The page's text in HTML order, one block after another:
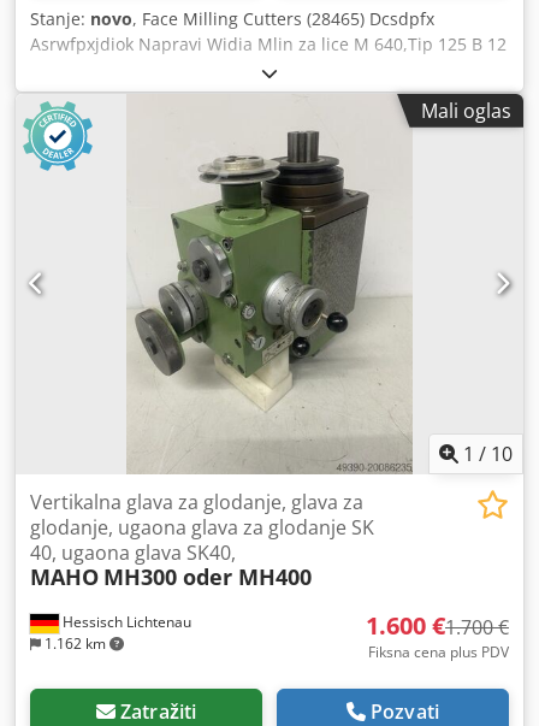
Stanje: novo, Face Milling Cutters (28465) Dcsdpfx
Asrwfpxjdiok Napravi Widia Mlin za lice M 640,Tip 125 B 12
RS 60 HP 06D Prečnik 125 mm 12 Sečenje novo i
neiskorišćeno u otvorenom pakovanju
Mali oglas
1 / 10
Hessisch Lichtenau
1.162 km
Vertikalna glava za glodanje, glava za
glodanje, ugaona glava za glodanje SK
40, ugaona glava SK40,
MAHO MH300 oder MH400
1.600 €1.700 €
Fiksna cena plus PDV
Zatražiti Pozvati